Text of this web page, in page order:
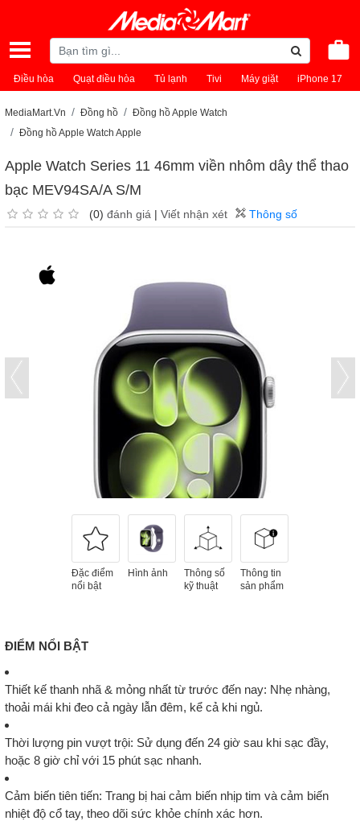
Điều hòa Quạt điều hòa Tủ lạnh Tivi Máy giặt iPhone 17
MediaMart.Vn Đồng hồ
Đồng hồ Apple Watch
Đồng hồ Apple Watch Apple
Apple Watch Series 11 46mm viền nhôm dây thể thao
bạc MEV94SA/A S/M
(0) đánh giá | Viết nhận xét Thông số
Đặc điểm
nổi bật
Hình ảnh
Thông số
kỹ thuật
Thông tin
sản phẩm
ĐIỂM NỔI BẬT
Thiết kế thanh nhã & mỏng nhất từ trước đến nay: Nhẹ nhàng,
thoải mái khi đeo cả ngày lẫn đêm, kể cả khi ngủ.
Thời lượng pin vượt trội: Sử dụng đến 24 giờ sau khi sạc đầy,
hoặc 8 giờ chỉ với 15 phút sạc nhanh.
Cảm biến tiên tiến: Trang bị hai cảm biến nhịp tim và cảm biến
nhiệt độ cổ tay, theo dõi sức khỏe chính xác hơn.